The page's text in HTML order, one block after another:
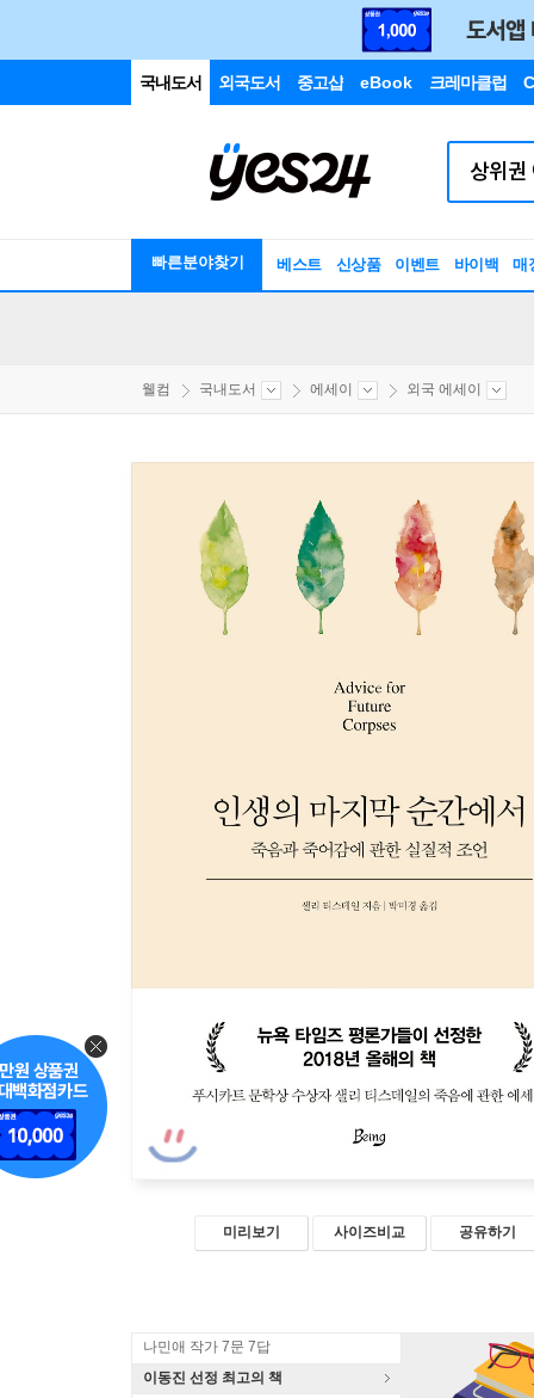
국내도서 외국도서 중고샵 eBook 크레마클럽
빠른분야찾기 베스트 신상품 이벤트 바이백 매
웰컴 국내도서 에세이 외국 에세이
미리보기 사이즈비교 공유하기
나민애 작가 7문 7답
이동진 선정 최고의 책